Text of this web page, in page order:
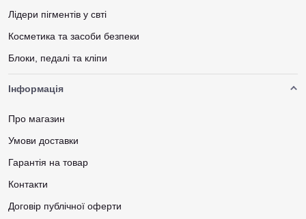
Лідери пігментів у свті
Косметика та засоби безпеки
Блоки, педалі та кліпи
Інформація
Про магазин
Умови доставки
Гарантія на товар
Контакти
Договір публічної оферти